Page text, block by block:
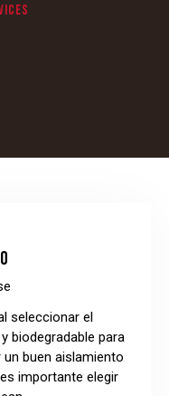
seleccionar el
biodegradable para
buen aislamiento
importante elegir